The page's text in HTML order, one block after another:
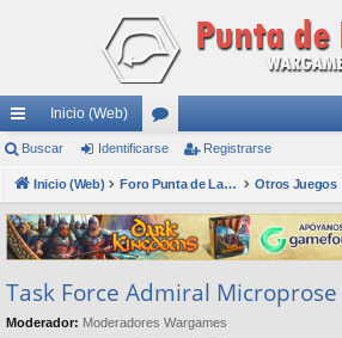
nl
ac
es
rá
pi
do
Inicio (Web)
or
os
Buscar Identificarse Registrarse
Inicio (Web) Foro Punta de Lanza Wargames Otros Juegos
Task Force Admiral Microprose
Moderador: Moderadores Wargames